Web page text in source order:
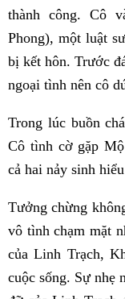
thành công. Cô
Phong), một luật
bị kết hôn. Trước
ngoại tình nên cô
Trong lúc buồn
Cô tình cờ gặp
cả hai nảy sinh
Tưởng chừng
vô tình chạm mặt
của Linh Trạch,
cuộc sống. Sự nhẹ